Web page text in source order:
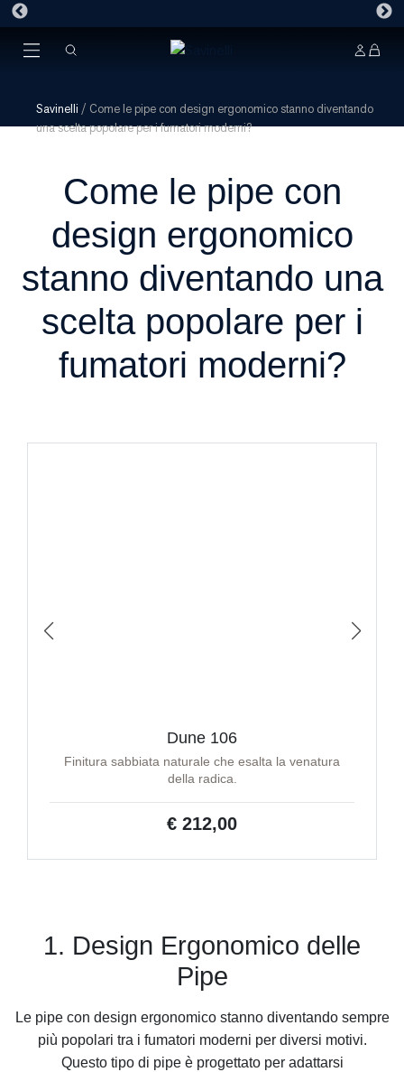
Savinelli / Come le pipe con design ergonomico stanno diventando
una scelta popolare per i fumatori moderni?
Come le pipe con
design ergonomico
stanno diventando una
scelta popolare per i
fumatori moderni?
Dune 106
Finitura sabbiata naturale che esalta la venatura
della radica.
€ 212,00
1. Design Ergonomico delle
Pipe
Le pipe con design ergonomico stanno diventando sempre
più popolari tra i fumatori moderni per diversi motivi.
Questo tipo di pipe è progettato per adattarsi